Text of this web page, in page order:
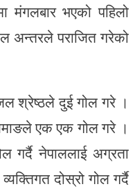
मंगलबार भएको पहिलो
अन्तरले पराजित गरेको
श्रेष्ठले दुई गोल गरे ।
एक एक गोल गरे ।
गर्दै नेपाललाई अग्रता
दोस्रो गोल गर्दै